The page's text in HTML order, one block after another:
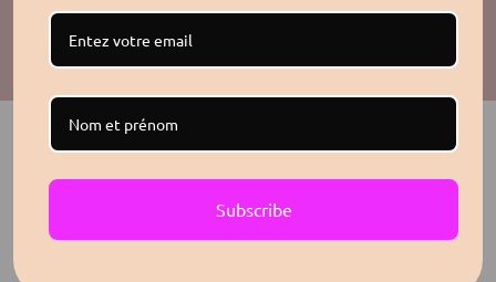
Feminine WordPress Theme copyright 2026, Devenir Féminine
Scroll
Subscribe